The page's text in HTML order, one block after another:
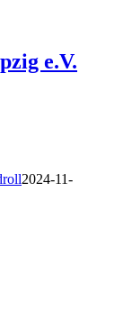
e.V.
2024-11-